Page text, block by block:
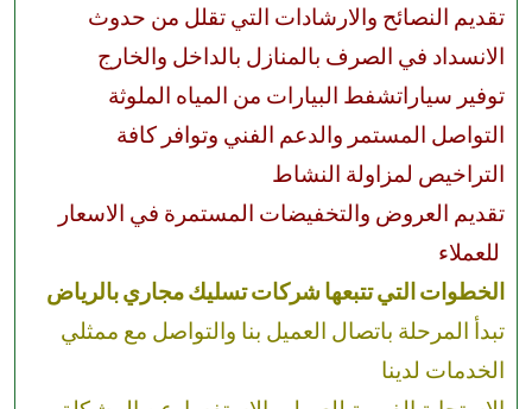
تقديم النصائح والارشادات التي تقلل من حدوث
الانسداد في الصرف بالمنازل بالداخل والخارج
توفير سياراتشفط البيارات من المياه الملوثة
التواصل المستمر والدعم الفني وتوافر كافة
التراخيص لمزاولة النشاط
تقديم العروض والتخفيضات المستمرة في الاسعار
الخطوات التي تتبعها شركات تسليك مجاري بالرياض
تبدأ المرحلة باتصال العميل بنا والتواصل مع ممثلي
الخدمات لدينا